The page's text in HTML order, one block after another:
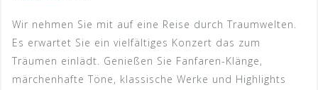
Wir nehmen Sie mit auf eine Reise durch Traumwelten.
Es erwartet Sie ein vielfältiges Konzert das zum
Träumen einlädt. Genießen Sie Fanfaren-Klänge,
märchenhafte Töne, klassische Werke und Highlights